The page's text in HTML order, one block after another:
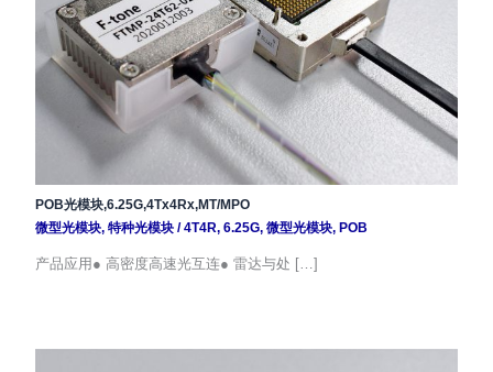
POB光模块,6.25G,4Tx4Rx,MT/MPO
微型光模块, 特种光模块/4T4R, 6.25G, 微型光模块, POB
产品应用● 高密度高速光互连● 雷达与处 […]